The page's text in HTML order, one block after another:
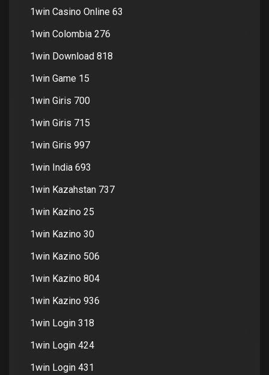
1win Casino Online 63
1win Colombia 276
1win Download 818
1win Game 15
1win Giris 700
1win Giris 715
1win Giris 997
1win India 693
1win Kazahstan 737
1win Kazino 25
1win Kazino 30
1win Kazino 506
1win Kazino 804
1win Kazino 936
1win Login 318
1win Login 424
1win Login 431